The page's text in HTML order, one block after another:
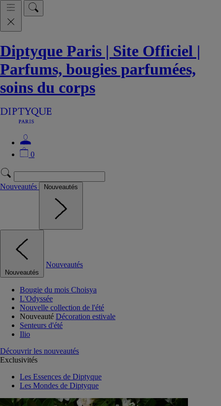
Diptyque Paris | Site Officiel |
Parfums, bougies parfumées,
soins du corps
0
Nouveautés Nouveautés
Nouveautés
Nouveautés
Bougie du mois Choisya
L'Odyssée
Nouvelle collection de l'été
Nouveauté Décoration estivale
Senteurs d'été
Ilio
Découvrir les nouveautés
Exclusivités
Les Essences de Diptyque
Les Mondes de Diptyque